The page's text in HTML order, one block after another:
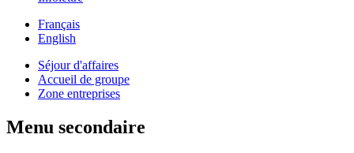
Français
English
Séjour d'affaires
Accueil de groupe
Zone entreprises
Menu secondaire